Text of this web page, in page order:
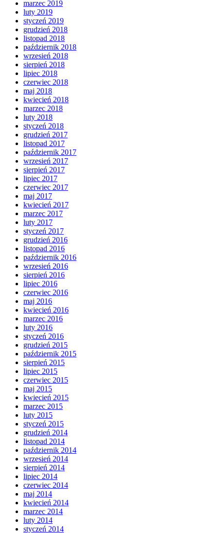
marzec 2019
luty 2019
styczeń 2019
grudzień 2018
listopad 2018
październik 2018
wrzesień 2018
sierpień 2018
lipiec 2018
czerwiec 2018
maj 2018
kwiecień 2018
marzec 2018
luty 2018
styczeń 2018
grudzień 2017
listopad 2017
październik 2017
wrzesień 2017
sierpień 2017
lipiec 2017
czerwiec 2017
maj 2017
kwiecień 2017
marzec 2017
luty 2017
styczeń 2017
grudzień 2016
listopad 2016
październik 2016
wrzesień 2016
sierpień 2016
lipiec 2016
czerwiec 2016
maj 2016
kwiecień 2016
marzec 2016
luty 2016
styczeń 2016
grudzień 2015
październik 2015
sierpień 2015
lipiec 2015
czerwiec 2015
maj 2015
kwiecień 2015
marzec 2015
luty 2015
styczeń 2015
grudzień 2014
listopad 2014
październik 2014
wrzesień 2014
sierpień 2014
lipiec 2014
czerwiec 2014
maj 2014
kwiecień 2014
marzec 2014
luty 2014
styczeń 2014